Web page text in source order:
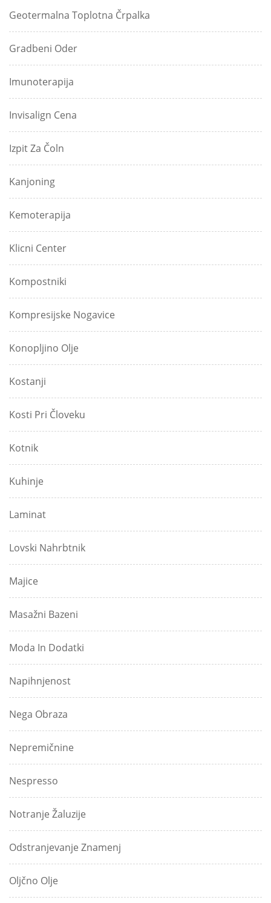
Geotermalna Toplotna Črpalka
Gradbeni Oder
Imunoterapija
Invisalign Cena
Izpit Za Čoln
Kanjoning
Kemoterapija
Klicni Center
Kompostniki
Kompresijske Nogavice
Konopljino Olje
Kostanji
Kosti Pri Človeku
Kotnik
Kuhinje
Laminat
Lovski Nahrbtnik
Majice
Masažni Bazeni
Moda In Dodatki
Napihnjenost
Nega Obraza
Nepremičnine
Nespresso
Notranje Žaluzije
Odstranjevanje Znamenj
Oljčno Olje